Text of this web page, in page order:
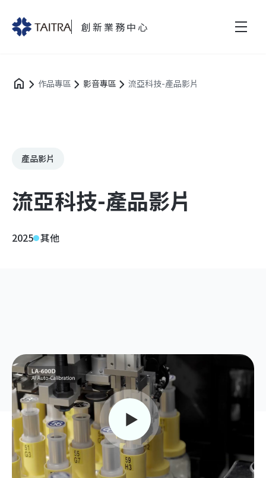
創新業務中心
作品專區 影音專區 流亞科技-產品影片
產品影片
流亞科技-產品影片
2025 其他